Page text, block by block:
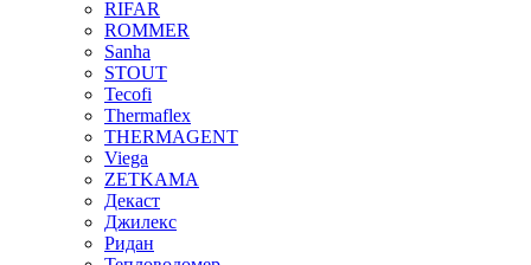
RIFAR
ROMMER
Sanha
STOUT
Tecofi
Thermaflex
THERMAGENT
Viega
ZETKAMA
Декаст
Джилекс
Ридан